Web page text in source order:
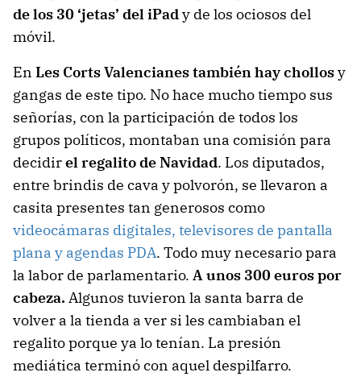
de los 30 ‘jetas’ del iPady de los ociosos del
móvil.
En Les Corts Valencianes también hay chollosy
gangas de este tipo. No hace mucho tiempo sus
señorías, con la participación de todos los
grupos políticos, montaban una comisión para
decidirel regalito de Navidad. Los diputados,
entre brindis de cava y polvorón, se llevaron a
casita presentes tan generosos como
videocámaras digitales, televisores de pantalla
plana y agendas PDA. Todo muy necesario para
la labor de parlamentario. A unos 300 euros por
cabeza. Algunos tuvieron la santa barra de
volver a la tienda a ver si les cambiaban el
regalito porque ya lo tenían. La presión
mediática terminó con aquel despilfarro.